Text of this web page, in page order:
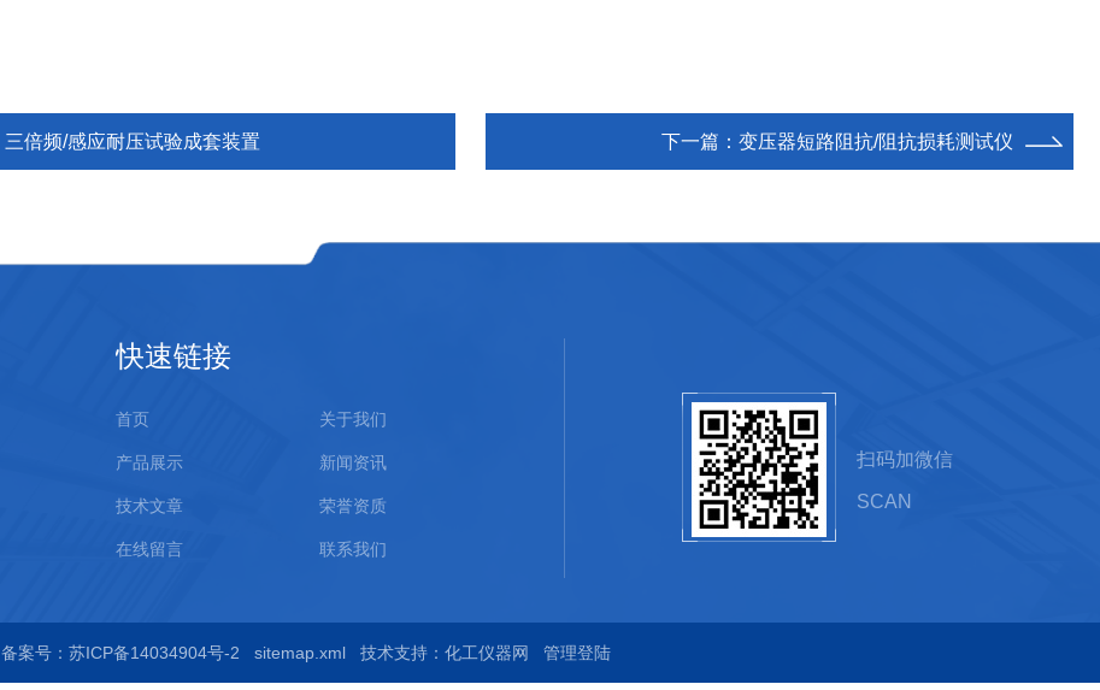
三倍频/感应耐压试验成套装置 下一篇： 变压器短路阻抗/阻抗损耗测试仪
快速链接
首页 关于我们
产品展示 新闻资讯
技术文章 荣誉资质
在线留言 联系我们
扫码加微信
SCAN
备案号：苏ICP备14034904号-2 sitemap.xml 技术支持： 化工仪器网 管理登陆